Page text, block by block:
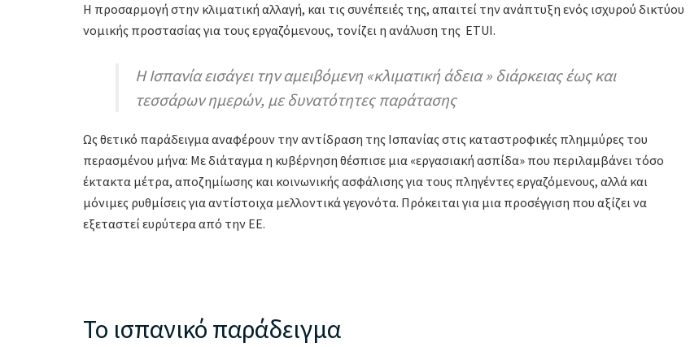
Η προσαρμογή στην κλιματική αλλαγή, και τις συνέπειές της, απαιτεί την ανάπτυξη ενός ισχυρού δικτύου
νομικής προστασίας για τους εργαζόμενους, τονίζει η ανάλυση της ETUI.
Η Ισπανία εισάγει την αμειβόμενη «κλιματική άδεια » διάρκειας έως και
τεσσάρων ημερών, με δυνατότητες παράτασης
Ως θετικό παράδειγμα αναφέρουν την αντίδραση της Ισπανίας στις καταστροφικές πλημμύρες του
περασμένου μήνα: Με διάταγμα η κυβέρνηση θέσπισε μια «εργασιακή ασπίδα» που περιλαμβάνει τόσο
έκτακτα μέτρα, αποζημίωσης και κοινωνικής ασφάλισης για τους πληγέντες εργαζόμενους, αλλά και
μόνιμες ρυθμίσεις για αντίστοιχα μελλοντικά γεγονότα. Πρόκειται για μια προσέγγιση που αξίζει να
εξεταστεί ευρύτερα από την ΕΕ.
Το ισπανικό παράδειγμα